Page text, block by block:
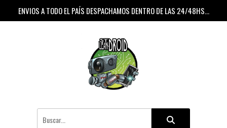
ENVIOS A TODO EL PAÍS DESPACHAMOS DENTRO DE LAS 24/48HS...